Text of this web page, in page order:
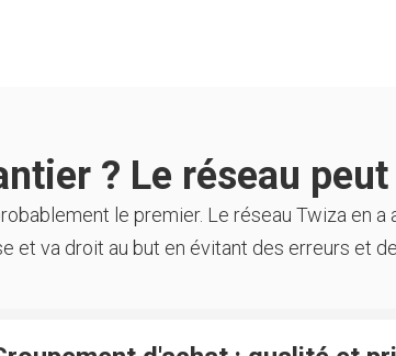
? Le réseau
le premier. Le réseau Twiza en a
et va droit au but en évitant des erreurs et